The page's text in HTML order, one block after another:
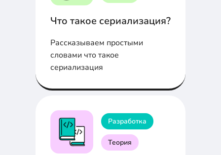
Что такое сериализация?
Рассказываем простыми
словами что такое
сериализация
Разработка
Теория